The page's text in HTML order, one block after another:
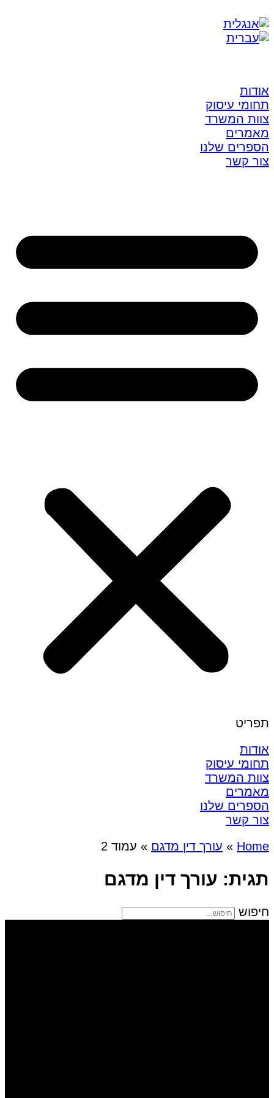
אודות
תחומי עיסוק
צוות המשרד
מאמרים
הספרים שלנו
צור קשר
תפריט
אודות
תחומי עיסוק
צוות המשרד
מאמרים
הספרים שלנו
צור קשר
Home
» עורך דין מדגם » עמוד 2
תגית: עורך דין מדגם
חיפוש